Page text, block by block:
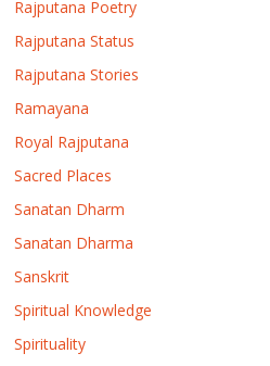
Rajputana Poetry
Rajputana Status
Rajputana Stories
Ramayana
Royal Rajputana
Sacred Places
Sanatan Dharm
Sanatan Dharma
Sanskrit
Spiritual Knowledge
Spirituality